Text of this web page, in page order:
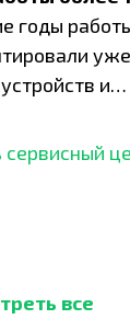
годы
и
сервисный
все